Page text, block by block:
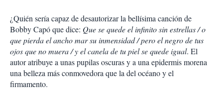
¿Quién sería capaz de desautorizar la bellísima canción de
Bobby Capó que dice: Que se quede el infinito sin estrellas / o
que pierda el ancho mar su inmensidad / pero el negro de tus
ojos que no muera / y el canela de tu piel se quede igual. El
autor atribuye a unas pupilas oscuras y a una epidermis morena
una belleza más conmovedora que la del océano y el
firmamento.